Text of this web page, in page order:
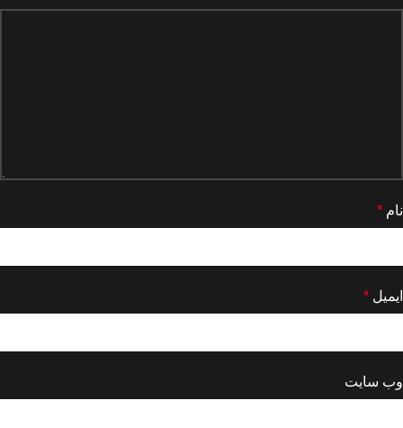
نام *
ایمیل *
وب‌ سایت